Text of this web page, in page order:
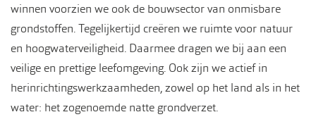
winnen voorzien we ook de bouwsector van onmisbare
grondstoffen. Tegelijkertijd creëren we ruimte voor natuur
en hoogwaterveiligheid. Daarmee dragen we bij aan een
veilige en prettige leefomgeving. Ook zijn we actief in
herinrichtingswerkzaamheden, zowel op het land als in het
water: het zogenoemde natte grondverzet.